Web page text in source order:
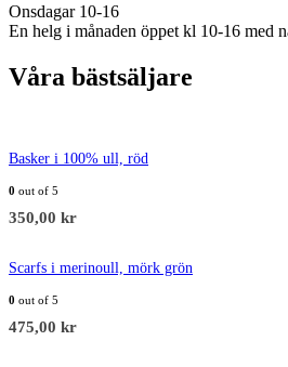
Onsdagar 10-16
En helg i månaden öppet kl 10-16 med
Våra bästsäljare
Basker i 100% ull, röd
0 out of 5
350,00 kr
Scarfs i merinoull, mörk grön
0 out of 5
475,00 kr